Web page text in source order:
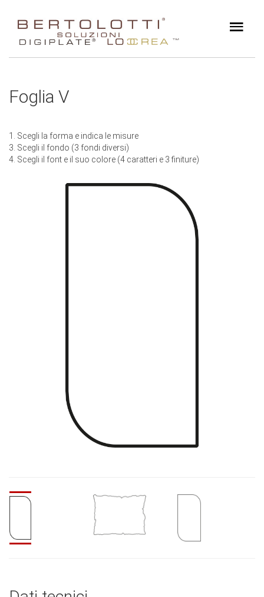
Foglia V
1. Scegli la forma e indica le misure
3. Scegli il fondo (3 fondi diversi)
4. Scegli il font e il suo colore (4 caratteri e 3 finiture)